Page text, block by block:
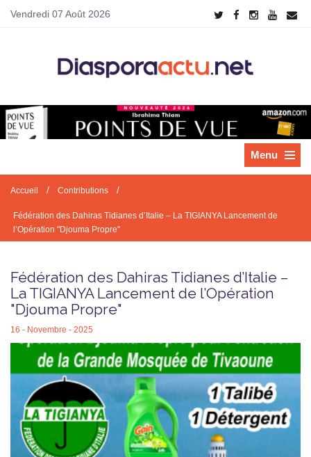
Vendredi 07 Août 2026
Menu
Accueil / Contributions /
Fédération des Dahiras Tidianes d’Italie – La TIGIANYA Lancement de
l’Opération "Djouma Propre"
Fédération des Dahiras Tidianes d’Italie –
La TIGIANYA Lancement de l’Opération
"Djouma Propre"
16 - Novembre - 2025